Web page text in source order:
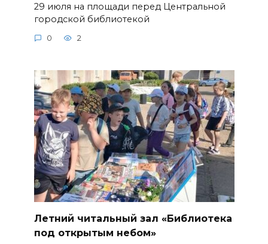
29 июля на площади перед Центральной
городской библиотекой
0 2
Летний читальный зал «Библиотека
под открытым небом»